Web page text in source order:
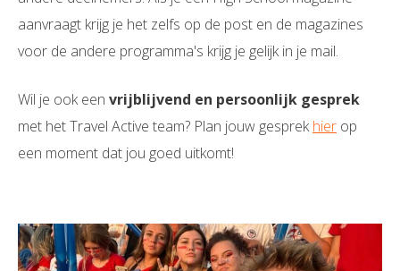
aanvraagt krijg je het zelfs op de post en de magazines
voor de andere programma's krijg je gelijk in je mail.
Wil je ook een vrijblijvend en persoonlijk gesprek
met het Travel Active team? Plan jouw gesprekhier op
een moment dat jou goed uitkomt!